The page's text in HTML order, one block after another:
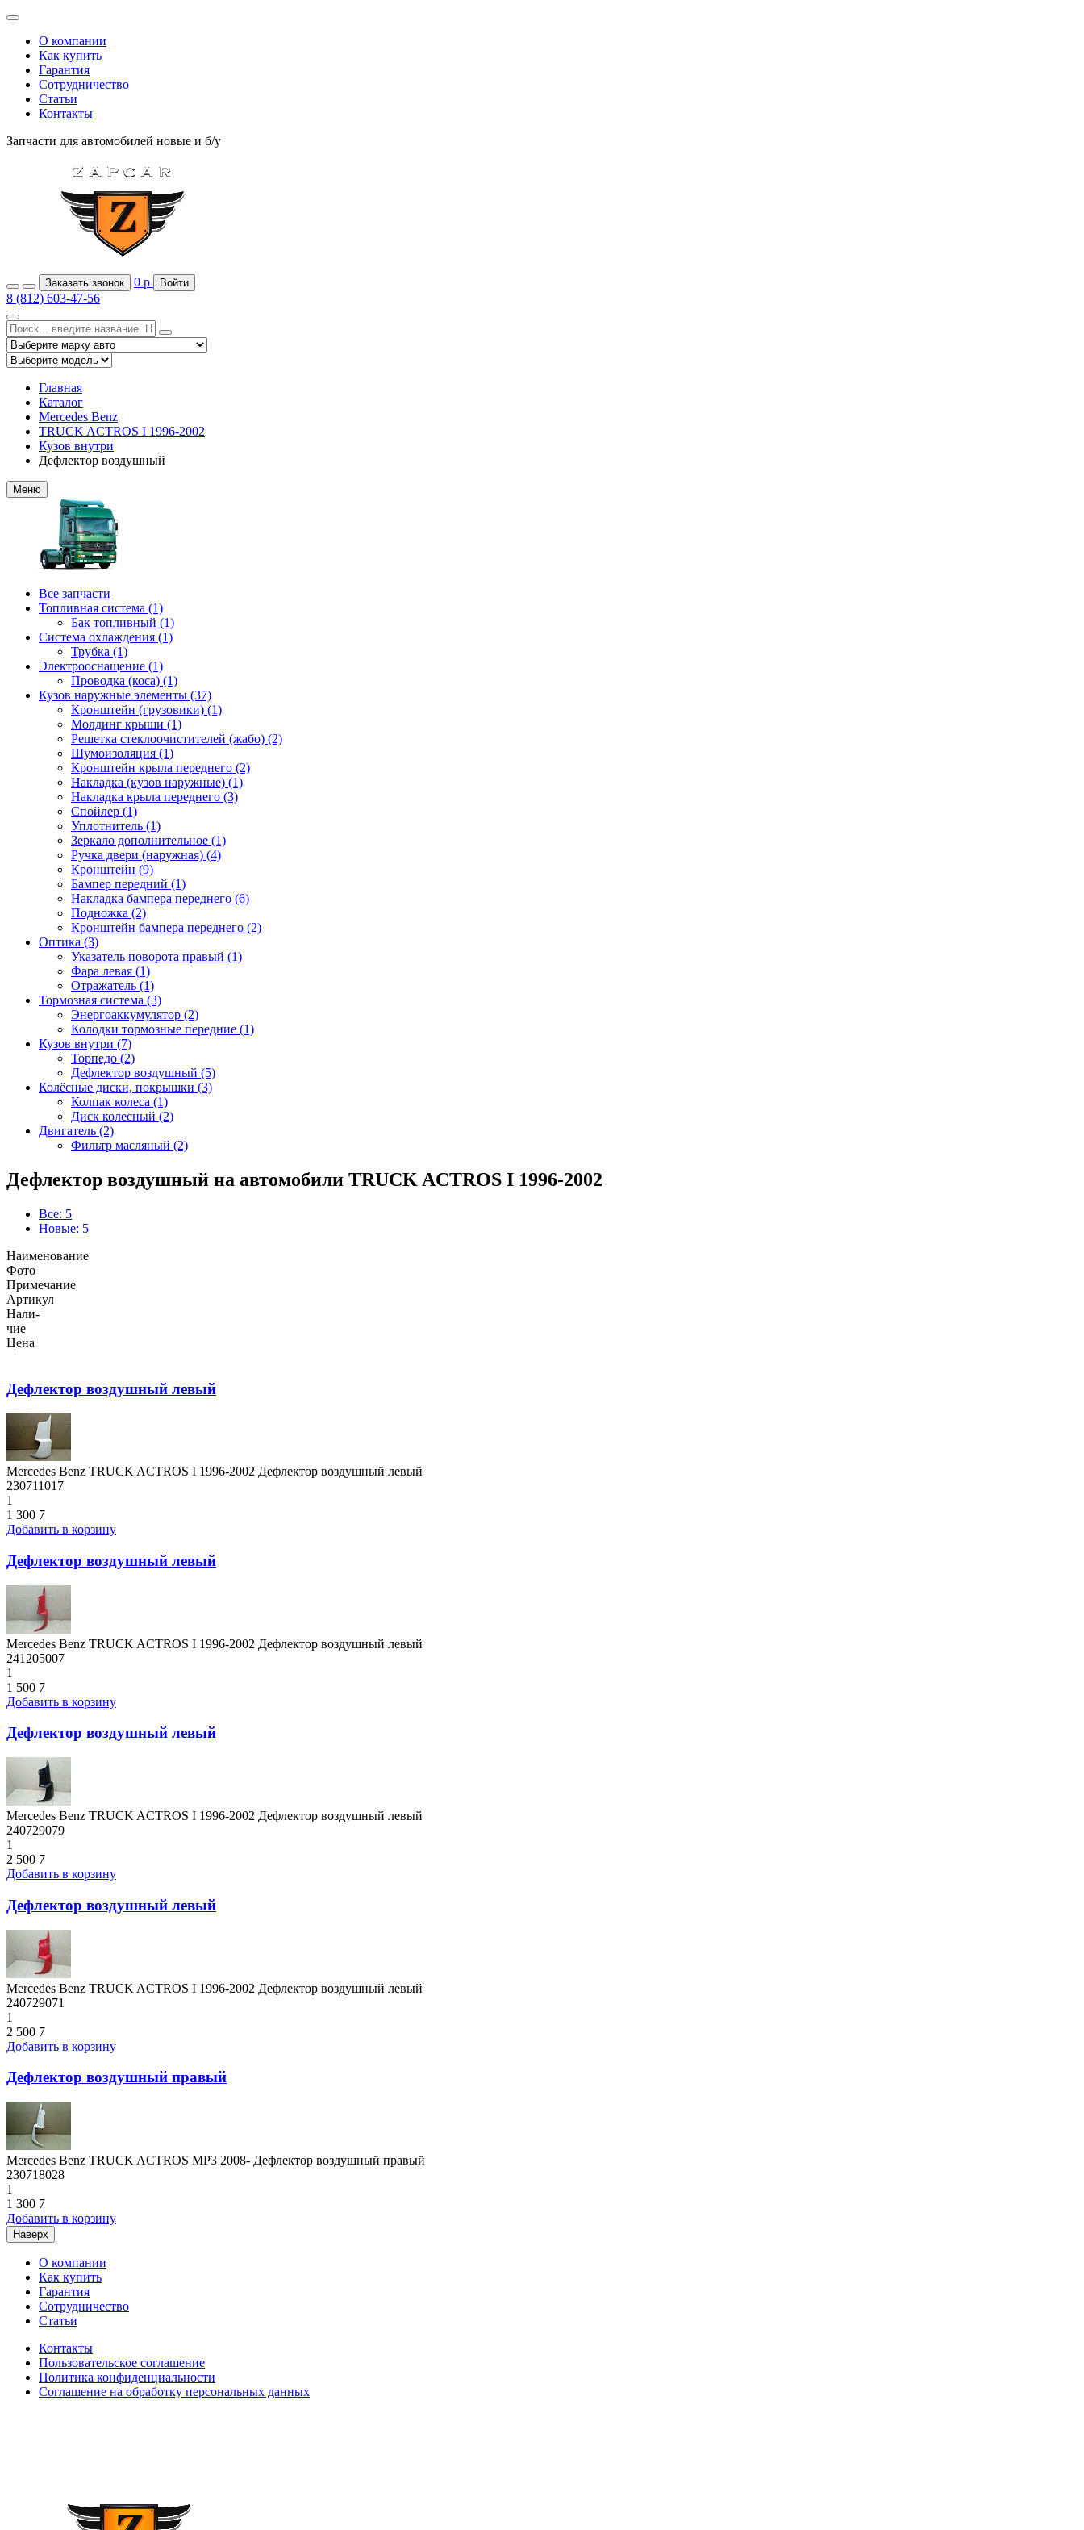
О компании
Как купить
Гарантия
Сотрудничество
Статьи
Контакты
Запчасти для автомобилей новые и б/у
Заказать звонок 0 р Войти
8 (812) 603-47-56
Главная
Каталог
Mercedes Benz
TRUCK ACTROS I 1996-2002
Кузов внутри
Дефлектор воздушный
Меню
Все запчасти
Топливная система (1)
Бак топливный (1)
Система охлаждения (1)
Трубка (1)
Электрооснащение (1)
Проводка (коса) (1)
Кузов наружные элементы (37)
Кронштейн (грузовики) (1)
Молдинг крыши (1)
Решетка стеклоочистителей (жабо) (2)
Шумоизоляция (1)
Кронштейн крыла переднего (2)
Накладка (кузов наружные) (1)
Накладка крыла переднего (3)
Спойлер (1)
Уплотнитель (1)
Зеркало дополнительное (1)
Ручка двери (наружная) (4)
Кронштейн (9)
Бампер передний (1)
Накладка бампера переднего (6)
Подножка (2)
Кронштейн бампера переднего (2)
Оптика (3)
Указатель поворота правый (1)
Фара левая (1)
Отражатель (1)
Тормозная система (3)
Энергоаккумулятор (2)
Колодки тормозные передние (1)
Кузов внутри (7)
Торпедо (2)
Дефлектор воздушный (5)
Колёсные диски, покрышки (3)
Колпак колеса (1)
Диск колесный (2)
Двигатель (2)
Фильтр масляный (2)
Дефлектор воздушный на автомобили TRUCK ACTROS I 1996-2002
Все: 5
Новые: 5
Наименование
Фото
Примечание
Артикул
Нали-
чие
Цена
Дефлектор воздушный левый
Mercedes Benz TRUCK ACTROS I 1996-2002 Дефлектор воздушный левый
230711017
1
1 300 7
Добавить в корзину
Дефлектор воздушный левый
Mercedes Benz TRUCK ACTROS I 1996-2002 Дефлектор воздушный левый
241205007
1
1 500 7
Добавить в корзину
Дефлектор воздушный левый
Mercedes Benz TRUCK ACTROS I 1996-2002 Дефлектор воздушный левый
240729079
1
2 500 7
Добавить в корзину
Дефлектор воздушный левый
Mercedes Benz TRUCK ACTROS I 1996-2002 Дефлектор воздушный левый
240729071
1
2 500 7
Добавить в корзину
Дефлектор воздушный правый
Mercedes Benz TRUCK ACTROS MP3 2008- Дефлектор воздушный правый
230718028
1
1 300 7
Добавить в корзину
Наверх
О компании
Как купить
Гарантия
Сотрудничество
Статьи
Контакты
Пользовательское соглашение
Политика конфиденциальности
Соглашение на обработку персональных данных